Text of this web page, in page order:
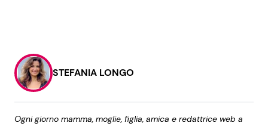
STEFANIA LONGO
Ogni giorno mamma, moglie, figlia, amica e redattrice web a